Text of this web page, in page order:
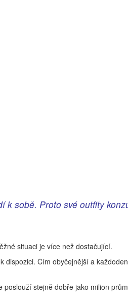
sobě. Proto své outfity
situaci je více než dostačující.
Čím obyčejnější a
stejně dobře jako milion